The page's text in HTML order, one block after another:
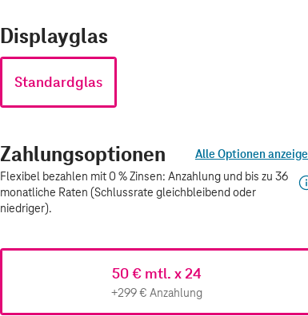
Displayglas
Standardglas
Zahlungsoptionen
Alle Optionen
Flexibel bezahlen mit 0 % Zinsen: Anzahlung und bis zu 36
monatliche Raten (Schlussrate gleichbleibend oder
niedriger).
50 € mtl. x 24
+299 € Anzahlung